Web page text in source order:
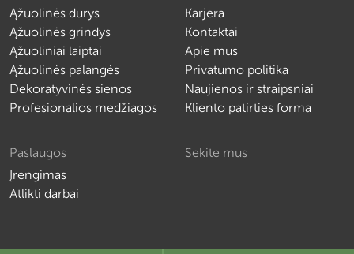
Ąžuolinės durys
Ąžuolinės grindys
Ąžuoliniai laiptai
Ąžuolinės palangės
Dekoratyvinės sienos
Profesionalios medžiagos
Karjera
Kontaktai
Apie mus
Privatumo politika
Naujienos ir straipsniai
Kliento patirties forma
Paslaugos
Įrengimas
Atlikti darbai
Sekite mus